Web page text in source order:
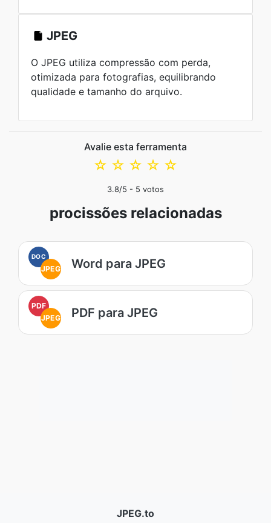
JPEG
O JPEG utiliza compressão com perda,
otimizada para fotografias, equilibrando
qualidade e tamanho do arquivo.
Avalie esta ferramenta
☆
☆
☆
☆
☆
3.8/5 - 5 votos
procissões relacionadas
DOC
JPEG Word para JPEG
PDF
JPEG
PDF para JPEG
JPEG.to